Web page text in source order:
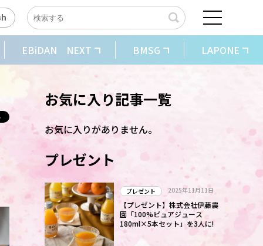
EBiDAN NEXT BMSG LAPONE
お気に入り記事一覧
お気に入りがありません。
プレゼント
プレゼント 2025年11月11日
【プレゼント】株式会社伊藤農
園「100%ピュアジュース
180ml×5本セット」を3人に!